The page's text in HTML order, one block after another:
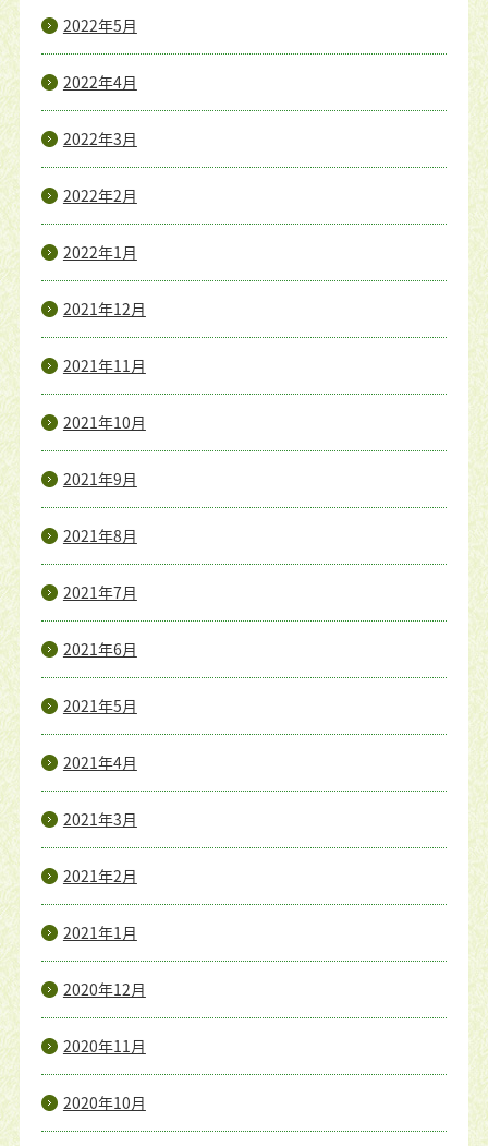
2022年5月
2022年4月
2022年3月
2022年2月
2022年1月
2021年12月
2021年11月
2021年10月
2021年9月
2021年8月
2021年7月
2021年6月
2021年5月
2021年4月
2021年3月
2021年2月
2021年1月
2020年12月
2020年11月
2020年10月